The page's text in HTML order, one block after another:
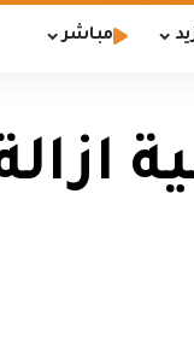
مباشر